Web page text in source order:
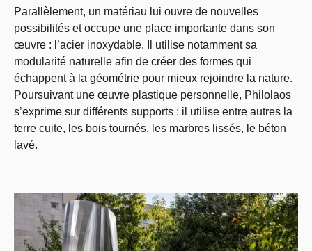
Parallèlement, un matériau lui ouvre de nouvelles
possibilités et occupe une place importante dans son
œuvre : l’acier inoxydable. Il utilise notamment sa
modularité naturelle afin de créer des formes qui
échappent à la géométrie pour mieux rejoindre la nature.
Poursuivant une œuvre plastique personnelle, Philolaos
s’exprime sur différents supports : il utilise entre autres la
terre cuite, les bois tournés, les marbres lissés, le béton
lavé.